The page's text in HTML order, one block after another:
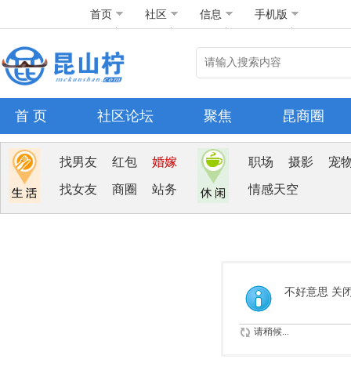
首页 社区 信息 手机版
首 页 社区论坛 聚焦 昆商圈
找男友 红包 婚嫁
找女友 商圈 站务
职场 摄影 宠
情感天空
不好意思 关
请稍候...